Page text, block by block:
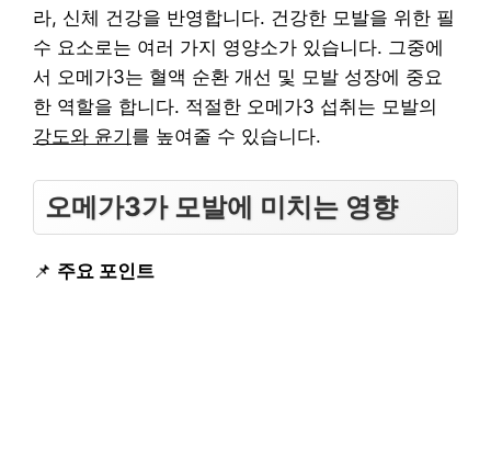
라, 신체 건강을 반영합니다. 건강한 모발을 위한 필
수 요소로는 여러 가지 영양소가 있습니다. 그중에
서 오메가3는 혈액 순환 개선 및 모발 성장에 중요
한 역할을 합니다. 적절한 오메가3 섭취는 모발의
강도와 윤기 를 높여줄 수 있습니다.
오메가3가 모발에 미치는 영향
📌 주요 포인트